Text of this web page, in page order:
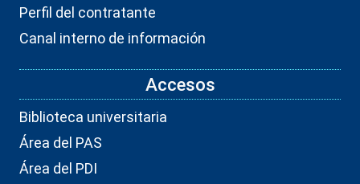
Perfil del contratante
Canal interno de información
Accesos
Biblioteca universitaria
Área del PAS
Área del PDI